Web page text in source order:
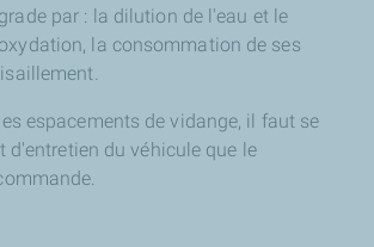
par : la dilution de l'eau et le
la consommation de ses
espacements de vidange, il faut se
d'entretien du véhicule que le